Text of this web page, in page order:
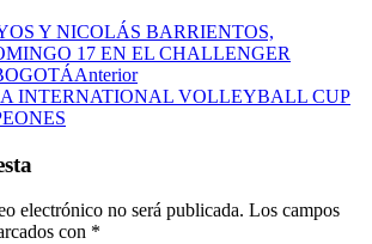
Y NICOLÁS BARRIENTOS,
17 EN EL CHALLENGER
Anterior
INTERNATIONAL VOLLEYBALL CUP
electrónico no será publicada. Los campos
con *